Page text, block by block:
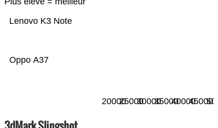
Oppo A37
Lenovo K3 Note
200002500030000350004000045000